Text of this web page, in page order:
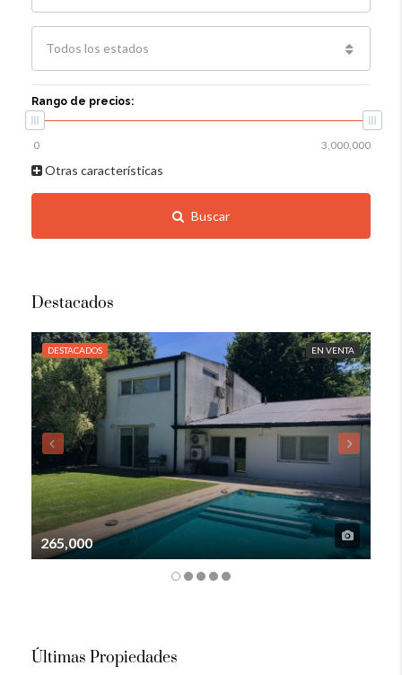
Todos los estados
Rango de precios:
Otras características
Buscar
Destacados
DESTACADOS EN VENTA
265,000
Últimas Propiedades